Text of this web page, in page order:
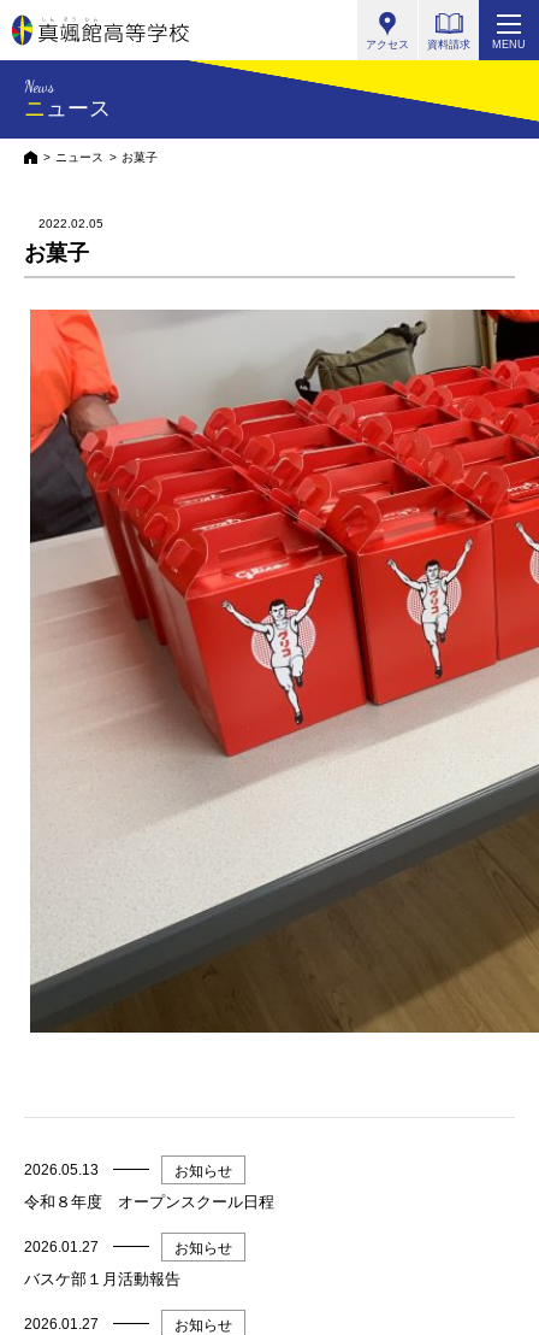
アクセス 資料請求 MENU
News
ニュース
HOMEニュース お菓子
2022.02.05
お菓子
2026.05.13 お知らせ
令和８年度 オープンスクール日程
2026.01.27 お知らせ
バスケ部１月活動報告
2026.01.27 お知らせ